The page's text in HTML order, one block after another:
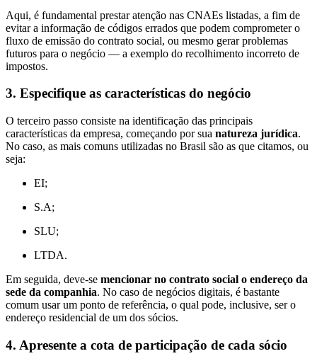
Aqui, é fundamental prestar atenção nas CNAEs listadas, a fim de
evitar a informação de códigos errados que podem comprometer o
fluxo de emissão do contrato social, ou mesmo gerar problemas
futuros para o negócio — a exemplo do recolhimento incorreto de
impostos.
3. Especifique as características do negócio
O terceiro passo consiste na identificação das principais
características da empresa, começando por sua natureza jurídica.
No caso, as mais comuns utilizadas no Brasil são as que citamos, ou
seja:
EI;
S.A;
SLU;
LTDA.
Em seguida, deve-se mencionar no contrato social o endereço da
sede da companhia. No caso de negócios digitais, é bastante
comum usar um ponto de referência, o qual pode, inclusive, ser o
endereço residencial de um dos sócios.
4. Apresente a cota de participação de cada sócio